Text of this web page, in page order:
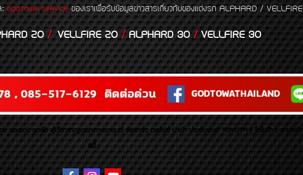
GODTOWA SERVICEของเราเพื่อรับข้อมูลข่าวสารเกี่ยวกับของแต่งรถ ALPHARD /
20/VELLFIRE 20/ALPHARD 30/VELLFIRE 30
ของแต่ง ชุดล้อ ผู้เชี่ยวชาญเฉพาะทางรถยนต์ อัลพาร์ด เวลไฟร์ นำเข้า ประดับยนต์ TOYOTA ( โตโยต้า ) รถนำเข้า
สตี้